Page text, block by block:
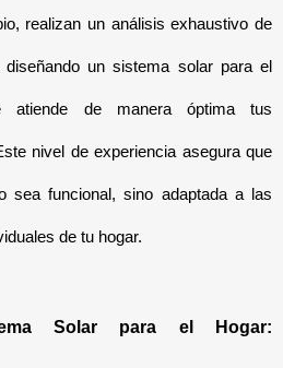
realizan un análisis exhaustivo de
un sistema solar para el
atiende de manera óptima tus
nivel de experiencia asegura que
sea funcional, sino adaptada a las
de tu hogar.
Solar para el Hogar: